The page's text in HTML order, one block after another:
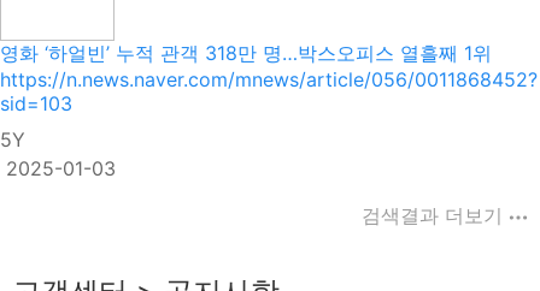
영화 ‘하얼빈’ 누적 관객 318만 명…박스오피스 열흘째 1위
https://n.news.naver.com/mnews/article/056/0011868452?
sid=103
5Y
2025-01-03
검색결과 더보기